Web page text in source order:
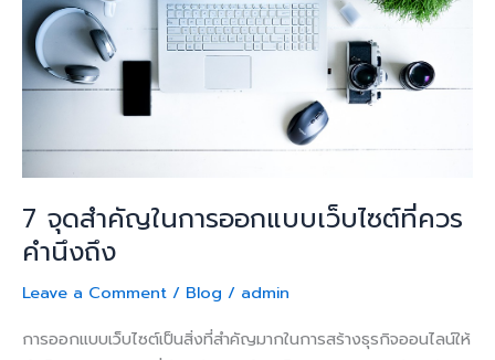
7 จุดสำคัญในการออกแบบเว็บไซต์ที่ควร
คำนึงถึง
Leave a Comment / Blog / admin
การออกแบบเว็บไซต์เป็นสิ่งที่สำคัญมากในการสร้างธุรกิจออนไลน์ให้
การ
ออกแบบ
เว็บไซต์
คำนึง
ถึง